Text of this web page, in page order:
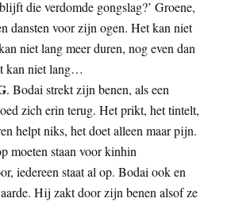
die verdomde gongslag?’ Groene,
dansten voor zijn ogen. Het kan niet
niet lang meer duren, nog even dan
kan niet lang…
. Bodai strekt zijn benen, als een
zich erin terug. Het prikt, het tintelt,
helpt niks, het doet alleen maar pijn.
moeten staan voor kinhin
ieder­een staat al op. Bodai ook en
Hij zakt door zijn benen alsof ze